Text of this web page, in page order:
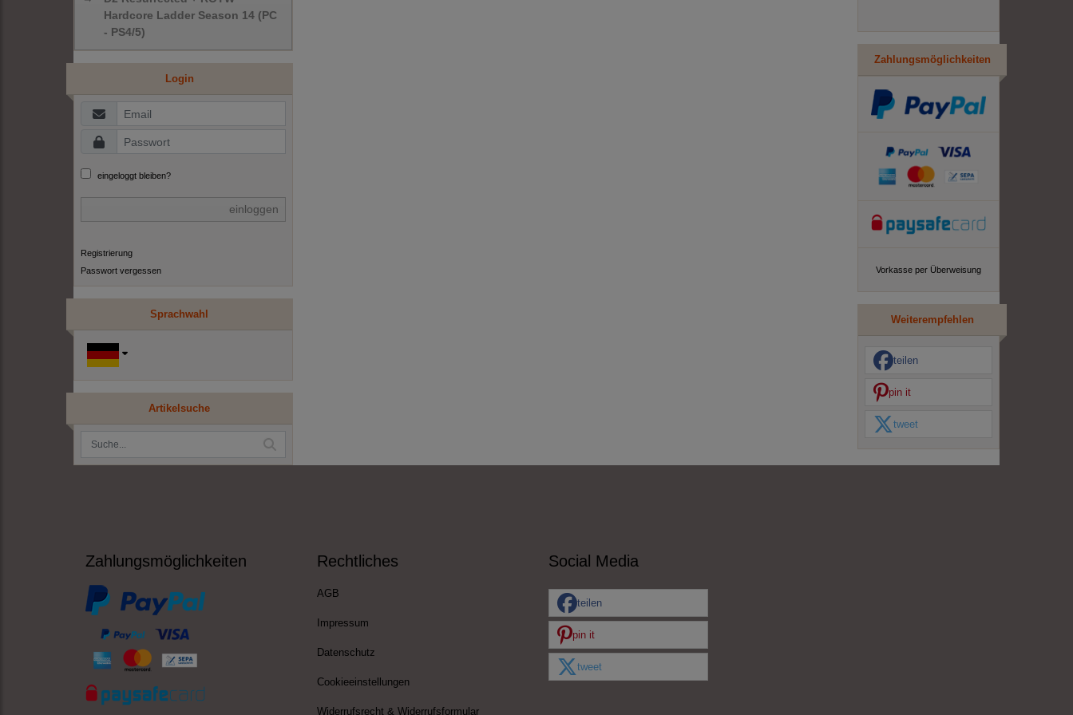
Hardcore Ladder Season 14 (PC
- PS4/5)
Login
eingeloggt bleiben?
einloggen
Registrierung
Passwort vergessen
Sprachwahl
Artikelsuche
Zahlungsmöglichkeiten
Vorkasse per Überweisung
Weiterempfehlen
teilen
pin it
tweet
Zahlungsmöglichkeiten Rechtliches
AGB
Impressum
Datenschutz
Cookieeinstellungen
Widerrufsrecht & Widerrufsformular
Social Media
teilen
pin it
tweet